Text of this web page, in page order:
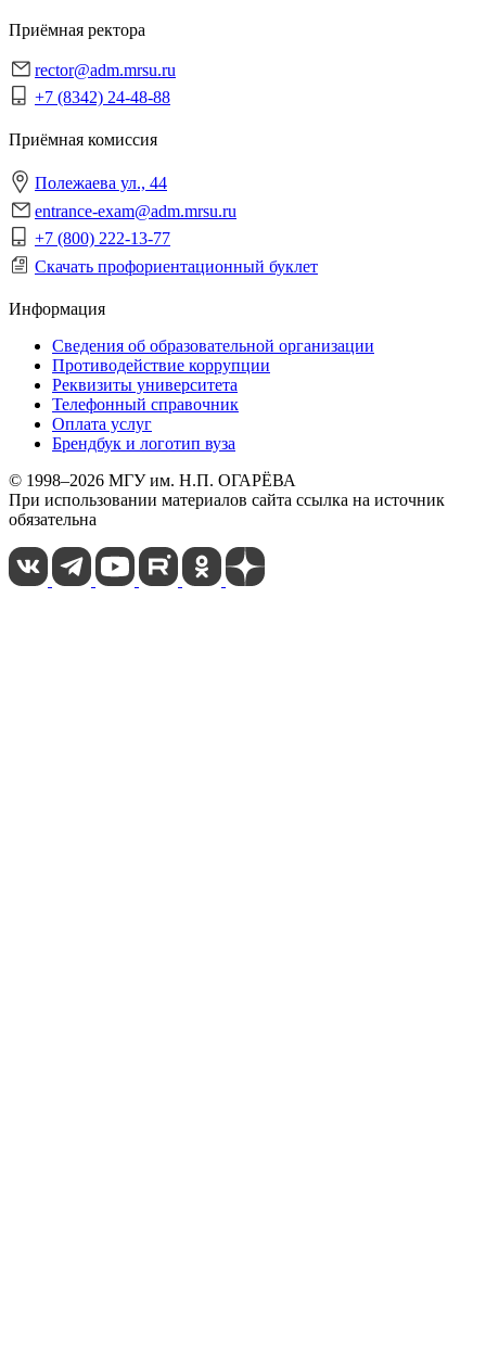
Приёмная ректора
rector@adm.mrsu.ru
+7 (8342) 24-48-88
Приёмная комиссия
Полежаева ул., 44
entrance-exam@adm.mrsu.ru
+7 (800) 222-13-77
Скачать профориентационный буклет
Информация
Сведения об образовательной организации
Противодействие коррупции
Реквизиты университета
Телефонный справочник
Оплата услуг
Брендбук и логотип вуза
© 1998–2026 МГУ им. Н.П. ОГАРЁВА
При использовании материалов сайта ссылка на источник
обязательна